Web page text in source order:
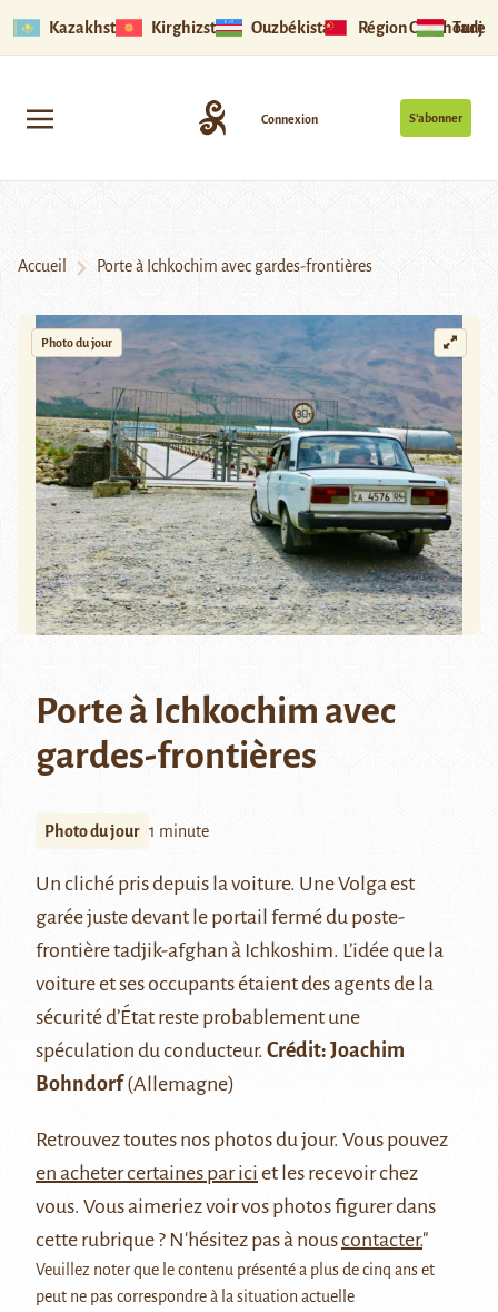
Kazakhstan Kirghizstan Ouzbékistan Région Ouïghoure
S’abonner
Connexion
Accueil Porte à Ichkochim avec gardes-frontières
Photo du jour
Porte à Ichkochim avec
gardes-frontières
Photo du jour 1 minute
Un cliché pris depuis la voiture. Une Volga est
garée juste devant le portail fermé du poste-
frontière tadjik-afghan à Ichkoshim. L’idée que la
voiture et ses occupants étaient des agents de la
sécurité d’État reste probablement une
spéculation du conducteur. Crédit: Joachim
Bohndorf(Allemagne)
Retrouveztoutes nos photos du jour. Vous pouvez
en acheter certaines par ici et les recevoir chez
vous. Vous aimeriez voir vos photos figurer dans
cette rubrique ? N'hésitez pas à nouscontacter."
Veuillez noter que le contenu présenté a plus de cinq ans et
peut ne pas correspondre à la situation actuelle